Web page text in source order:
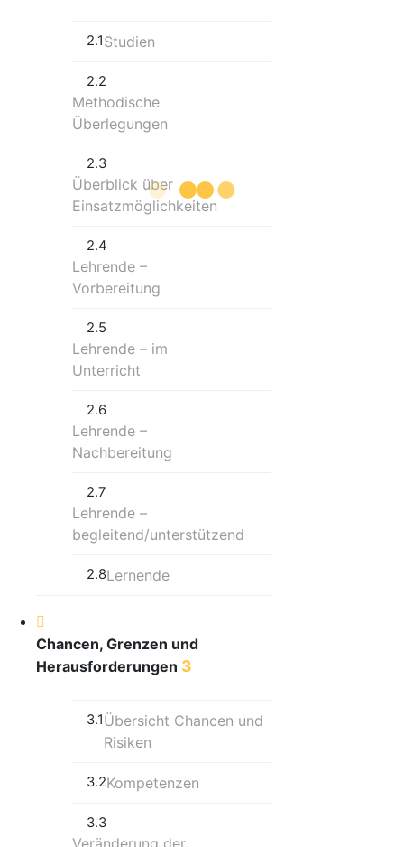
2.1Studien
2.2
Methodische
Überlegungen
2.3
Überblick über
Einsatzmöglichkeiten
2.4
Lehrende –
Vorbereitung
2.5
Lehrende – im
Unterricht
2.6
Lehrende –
Nachbereitung
2.7
Lehrende –
begleitend/unterstützend
2.8Lernende
Chancen, Grenzen und
Herausforderungen 3
3.1Übersicht Chancen und
Risiken
3.2Kompetenzen
3.3